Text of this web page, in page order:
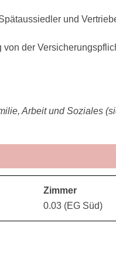
und
der
Arbeit und Soziales
Zimmer
0.03 (EG Süd)